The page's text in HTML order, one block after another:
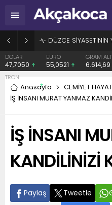
BAŞHEKİME
EURO
55,0521
GRAM ALTIN
6.614,69
BIST 100
Anasayfa
CEMİYET
İŞ İNSANI MURAT YANMAZ
İŞ İNSANI
KANDİLİNİZİ
Paylaş Tweetle